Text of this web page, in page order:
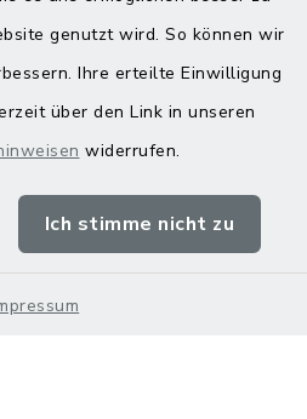
genutzt wird. So können wir
Ihre erteilte Einwilligung
über den Link in unseren
widerrufen.
Ich stimme nicht zu